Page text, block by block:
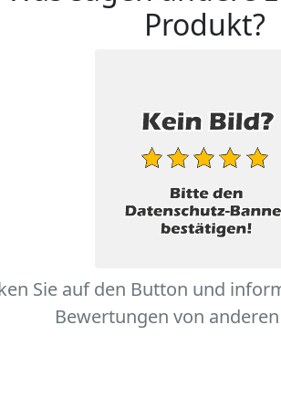
Produkt?
Sie auf den Button und
Bewertungen von